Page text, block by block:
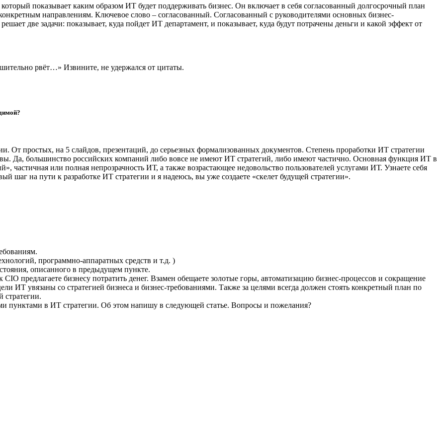
показывает каким образом ИТ будет поддерживать бизнес. Он включает в себя согласованный долгосрочный план
направлениям. Ключевое слово – согласованный. Согласованный с руководителями основных бизнес-
две задачи: показывает, куда пойдет ИТ департамент, и показывает, куда будут потрачены деньги и какой эффект от
рвёт…» Извините, не удержался от цитаты.
простых, на 5 слайдов, презентаций, до серьезных формализованных документов. Степень проработки ИТ стратегии
вы. Да, большинство российских компаний либо вовсе не имеют ИТ стратегий, либо имеют частично. Основная функция ИТ в
частичная или полная непрозрачность ИТ, а также возрастающее недовольство пользователей услугами ИТ. Узнаете себя
шаг на пути к разработке ИТ стратегии и я надеюсь, вы уже создаете «скелет будущей стратегии».
программно-аппаратных средств и т.д. )
описанного в предыдущем пункте.
предлагаете бизнесу потратить денег. Взамен обещаете золотые горы, автоматизацию бизнес-процессов и сокращение
ИТ увязаны со стратегией бизнеса и бизнес-требованиями. Также за целями всегда должен стоять конкретный план по
стратегии.
пунктами в ИТ стратегии. Об этом напишу в следующей статье. Вопросы и пожелания?